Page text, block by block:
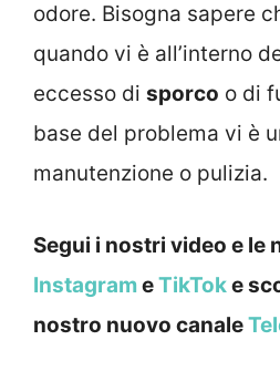
odore. Bisogna sapere
quando vi è all’interno
eccesso di sporco o di
base del problema vi è
manutenzione o pulizia.
Segui i nostri video e le
InstagrameTikToke
nostro nuovo canale